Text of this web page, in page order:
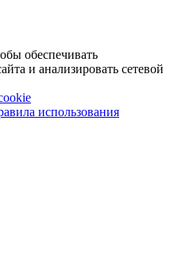
обеспечивать
и анализировать сетевой
использования